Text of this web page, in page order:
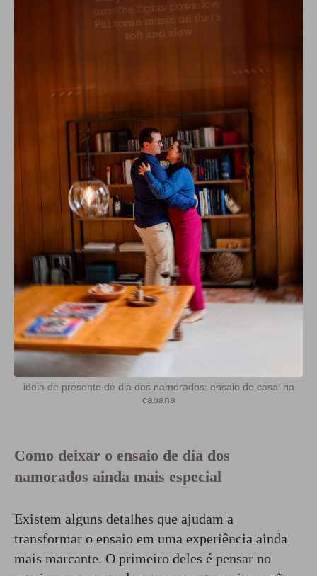
ideia de presente de dia dos namorados: ensaio de casal na
cabana
Como deixar o ensaio de dia dos
namorados ainda mais especial
Existem alguns detalhes que ajudam a
transformar o ensaio em uma experiência ainda
mais marcante. O primeiro deles é pensar no